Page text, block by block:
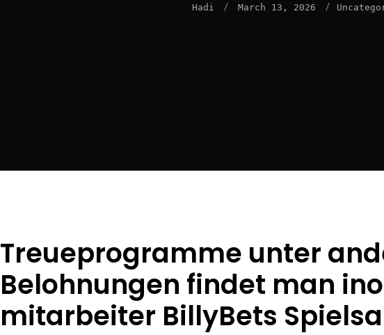
Hadi / March 13, 2026 /
Treueprogramme unter
Belohnungen findet man
mitarbeiter BillyBets